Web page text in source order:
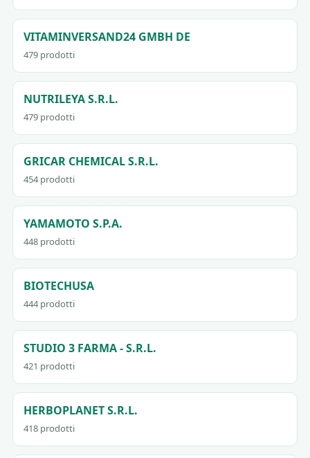
VITAMINVERSAND24 GMBH DE
479 prodotti
NUTRILEYA S.R.L.
479 prodotti
GRICAR CHEMICAL S.R.L.
454 prodotti
YAMAMOTO S.P.A.
448 prodotti
BIOTECHUSA
444 prodotti
STUDIO 3 FARMA - S.R.L.
421 prodotti
HERBOPLANET S.R.L.
418 prodotti